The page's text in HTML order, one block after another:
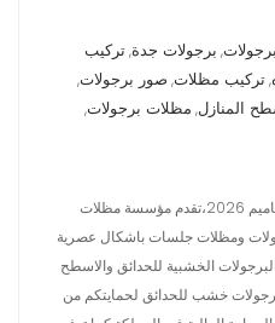
برجولات, برجولات جدة,تركيب
,تركيب مظلات, صور برجولات,
المنازل, مظلات برجولات,
تركيب برجولات بأحدث التشكيلات والتصاميم 2026،تقدم مؤسسة مظلات
ومظلات جلسات باشكال عصرية
2026. مواصفات البرجولات الخشبية للحدائق والاسطح
خشب للحدائق لحمايتكم من